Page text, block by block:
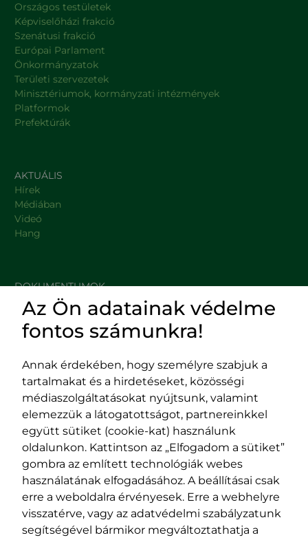
Országos testületek
Képviselőházi frakció
Szenátusi frakció
Európai Parlament
Önkormányzatok
Területi szervezetek
Minisztériumok, kormányzati intézmények
Platformok
Prefektúrák
AKTUÁLIS
Hírek
Médiában
Videó
Hang
DOKUMENTUMOK
HASZNOS LINKEK
Impresszum
Adatvédelmi szabályzat
EPP program
400029 Kolozsvár,
Fürdő (Card. Iuliu Hossu) utca, 41.
szám
tel/fax:0723 250 321
email:office@rmdsz.ro
400489 Kolozsvár,
Majális utca, 60.
szám
tel/fax:0264 590 758
email:
office@rmdsz.ro
Az Ön adatainak védelme
fontos számunkra!
Annak érdekében, hogy személyre szabjuk a
tartalmakat és a hirdetéseket, közösségi
médiaszolgáltatásokat nyújtsunk, valamint
elemezzük a látogatottságot, partnereinkkel
együtt sütiket (cookie-kat) használunk
oldalunkon. Kattintson az „Elfogadom a sütiket”
gombra az említett technológiák webes
használatának elfogadásához. A beállításai csak
erre a weboldalra érvényesek. Erre a webhelyre
visszatérve, vagy az adatvédelmi szabályzatunk
segítségével bármikor megváltoztathatja a